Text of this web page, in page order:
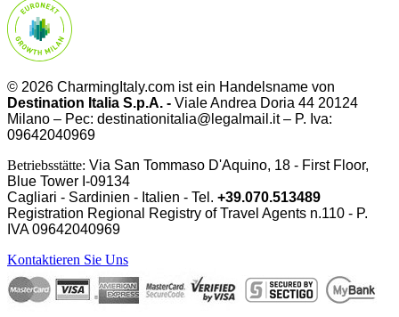
© 2026 CharmingItaly.com ist ein Handelsname von
Destination Italia S.p.A. - Viale Andrea Doria 44 20124
Milano – Pec: destinationitalia@legalmail.it – P. Iva:
09642040969
Betriebsstätte: Via San Tommaso D'Aquino, 18 - First Floor,
Blue Tower I-09134
Cagliari - Sardinien - Italien - Tel. +39.070.513489
Registration Regional Registry of Travel Agents n.110 - P.
IVA09642040969
Kontaktieren Sie Uns